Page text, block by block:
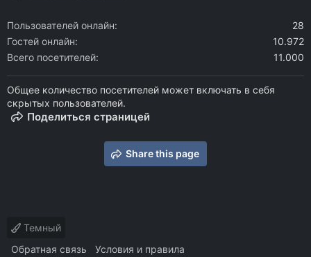
Пользователей онлайн
28
Гостей онлайн
10.972
Всего посетителей
11.000
Общее количество посетителей может включать в себя
скрытых пользователей.
Поделиться страницей
Share this page
Темный
Обратная связь
Условия и правила